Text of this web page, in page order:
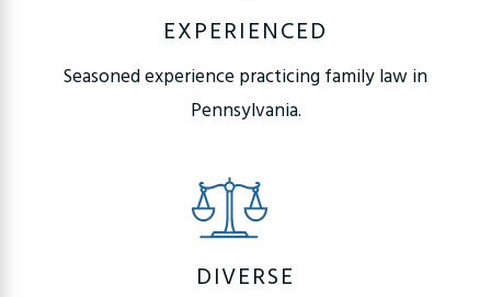
EXPERIENCED
Seasoned experience practicing family law in
Pennsylvania.
DIVERSE